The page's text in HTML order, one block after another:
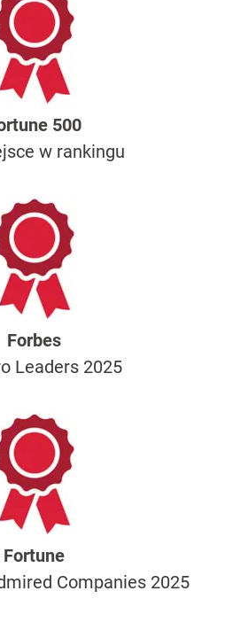
500
w rankingu
Forbes
Leaders 2025
Fortune
Companies 2025